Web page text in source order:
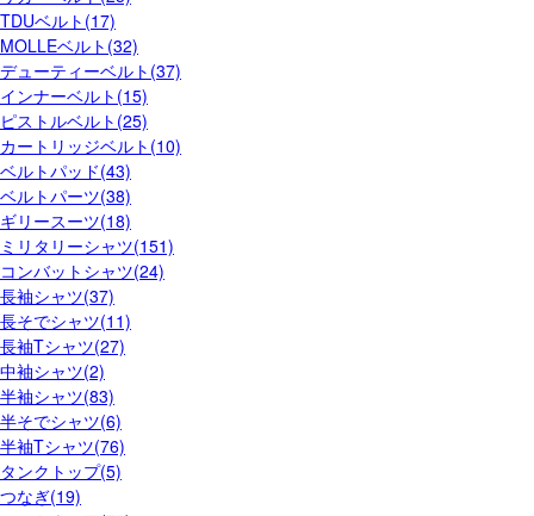
TDUベルト(17)
MOLLEベルト(32)
デューティーベルト(37)
インナーベルト(15)
ピストルベルト(25)
カートリッジベルト(10)
ベルトパッド(43)
ベルトパーツ(38)
ギリースーツ(18)
ミリタリーシャツ(151)
コンバットシャツ(24)
長袖シャツ(37)
長そでシャツ(11)
長袖Tシャツ(27)
中袖シャツ(2)
半袖シャツ(83)
半そでシャツ(6)
半袖Tシャツ(76)
タンクトップ(5)
つなぎ(19)